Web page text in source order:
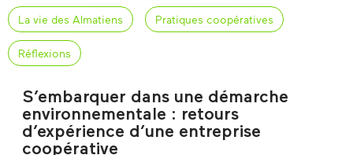
La vie des Almatiens Pratiques coopératives
Réflexions
S’embarquer dans une démarche
environnementale : retours
d’expérience d’une entreprise
coopérative